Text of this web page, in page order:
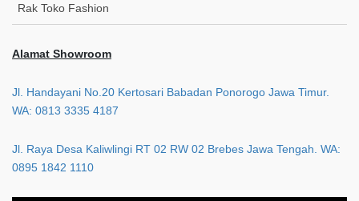
Rak Toko Fashion
Alamat Showroom
Jl. Handayani No.20 Kertosari Babadan Ponorogo Jawa Timur.
WA: 0813 3335 4187
Jl. Raya Desa Kaliwlingi RT 02 RW 02 Brebes Jawa Tengah. WA:
0895 1842 1110